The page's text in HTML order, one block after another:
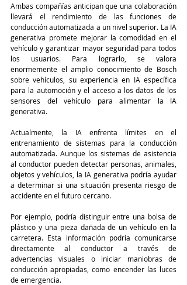
Ambas compañías anticipan que una colaboración
llevará el rendimiento de las funciones de
conducción automatizada a un nivel superior. La IA
generativa promete mejorar la comodidad en el
vehículo y garantizar mayor seguridad para todos
los usuarios. Para lograrlo, se valora
enormemente el amplio conocimiento de Bosch
sobre vehículos, su experiencia en IA específica
para la automoción y el acceso a los datos de los
sensores del vehículo para alimentar la IA
generativa.
Actualmente, la IA enfrenta límites en el
entrenamiento de sistemas para la conducción
automatizada. Aunque los sistemas de asistencia
al conductor pueden detectar personas, animales,
objetos y vehículos, la IA generativa podría ayudar
a determinar si una situación presenta riesgo de
accidente en el futuro cercano.
Por ejemplo, podría distinguir entre una bolsa de
plástico y una pieza dañada de un vehículo en la
carretera. Esta información podría comunicarse
directamente al conductor a través de
advertencias visuales o iniciar maniobras de
conducción apropiadas, como encender las luces
de emergencia.